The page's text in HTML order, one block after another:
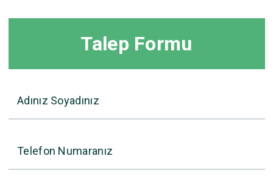
Talep Formu
Adınız Soyadınız
Telefon Numaranız